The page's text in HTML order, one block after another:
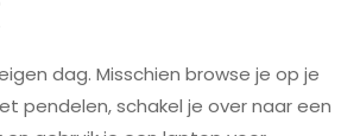
dag. Misschien browse je op je
pendelen, schakel je over naar een